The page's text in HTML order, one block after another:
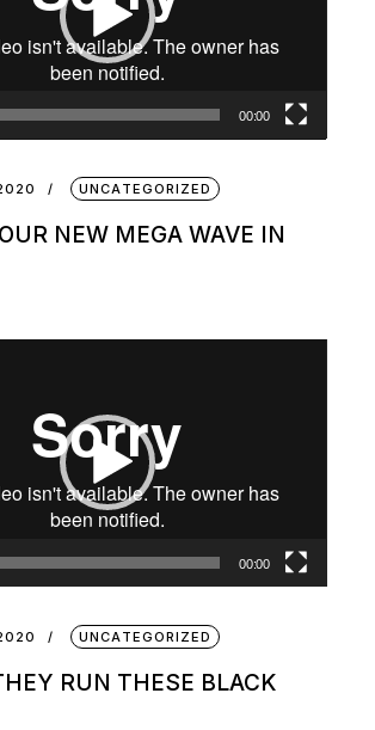
00:00
UNCATEGORIZED
NEW MEGA WAVE IN
00:00
UNCATEGORIZED
RUN THESE BLACK